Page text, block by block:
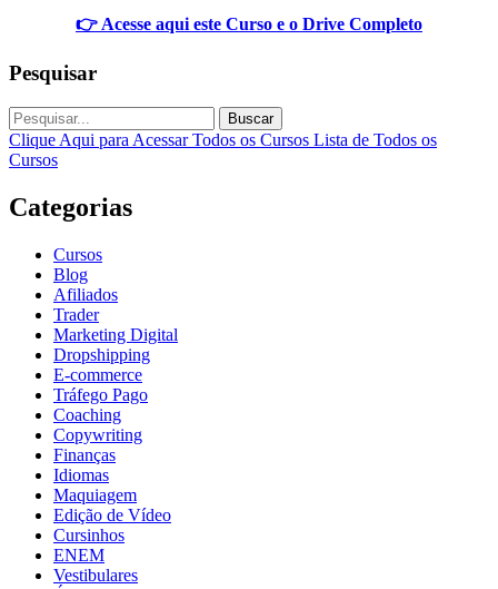
👉 Acesse aqui este Curso e o Drive Completo
Pesquisar
Buscar
Clique Aqui para Acessar Todos os Cursos Lista de Todos os
Cursos
Categorias
Cursos
Blog
Afiliados
Trader
Marketing Digital
Dropshipping
E-commerce
Tráfego Pago
Coaching
Copywriting
Finanças
Idiomas
Maquiagem
Edição de Vídeo
Cursinhos
ENEM
Vestibulares